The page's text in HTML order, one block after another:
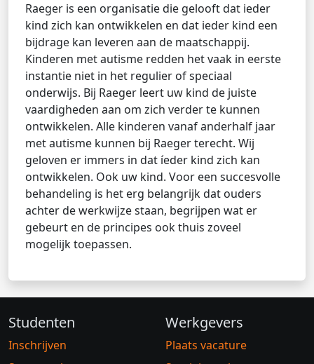
Raeger is een organisatie die gelooft dat ieder
kind zich kan ontwikkelen en dat ieder kind een
bijdrage kan leveren aan de maatschappij.
Kinderen met autisme redden het vaak in eerste
instantie niet in het regulier of speciaal
onderwijs. Bij Raeger leert uw kind de juiste
vaardigheden aan om zich verder te kunnen
ontwikkelen. Alle kinderen vanaf anderhalf jaar
met autisme kunnen bij Raeger terecht. Wij
geloven er immers in dat íeder kind zich kan
ontwikkelen. Ook uw kind. Voor een succesvolle
behandeling is het erg belangrijk dat ouders
achter de werkwijze staan, begrijpen wat er
gebeurt en de principes ook thuis zoveel
mogelijk toepassen.
Studenten
Inschrijven
Werkgevers
Plaats vacature